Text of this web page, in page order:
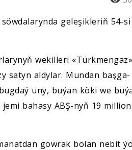
geleşikleriň 54-si
wekilleri «Türkmengaz»
satyn aldylar. Mundan başga-
uny, buýan köki we
bahasy ABŞ-nyň 19 million
gowrak bolan nebit